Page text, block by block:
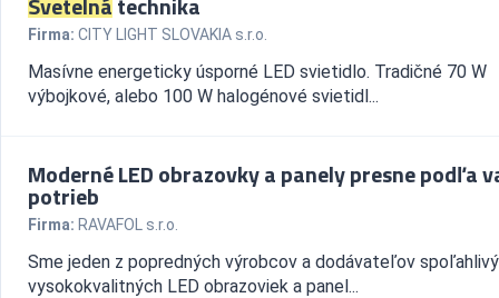
Firma: CITY LIGHT SLOVAKIA s.r.o.
Masívne energeticky úsporné LED svietidlo. Tradičné 70 W
výbojkové, alebo 100 W halogénové svietidl...
Moderné LED obrazovky a panely presne podľa
potrieb
Firma: RAVAFOL s.r.o.
Sme jeden z popredných výrobcov a dodávateľov
vysokokvalitných LED obrazoviek a panel...